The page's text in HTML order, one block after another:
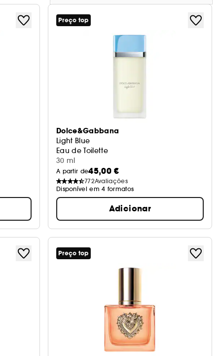
Preço top
Dolce&Gabbana
Light Blue
Eau de Toilette
30 ml
A partir de45,00 €
772Avaliações
Disponível em 4 formatos
Adicionar
Preço top